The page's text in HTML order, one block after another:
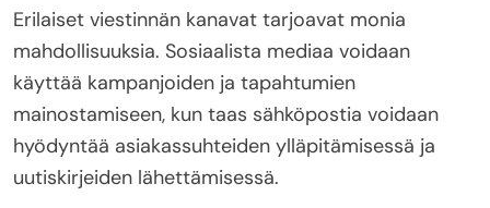
Erilaiset viestinnän kanavat tarjoavat monia
mahdollisuuksia. Sosiaalista mediaa voidaan
käyttää kampanjoiden ja tapahtumien
mainostamiseen, kun taas sähköpostia voidaan
hyödyntää asiakassuhteiden ylläpitämisessä ja
uutiskirjeiden lähettämisessä.